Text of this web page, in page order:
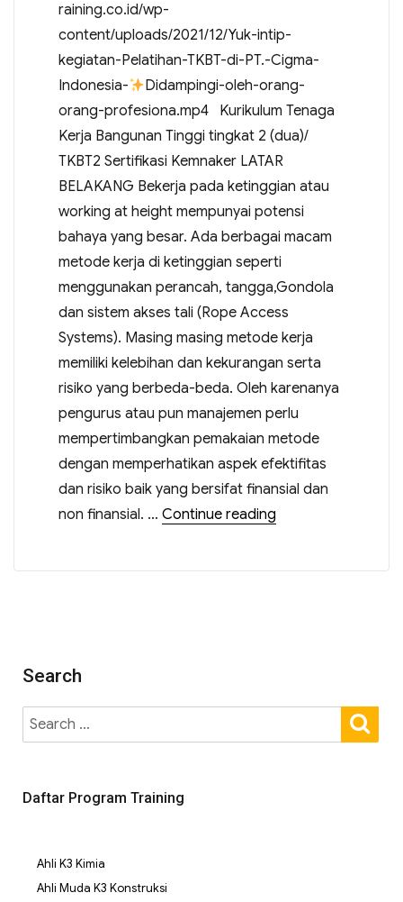
raining.co.id/wp-
content/uploads/2021/12/Yuk-intip-
kegiatan-Pelatihan-TKBT-di-PT.-Cigma-
Indonesia-
Didampingi-oleh-orang-
orang-profesiona.mp4 Kurikulum Tenaga
Kerja Bangunan Tinggi tingkat 2 (dua)/
TKBT2 Sertifikasi Kemnaker LATAR
BELAKANG Bekerja pada ketinggian atau
working at height mempunyai potensi
bahaya yang besar. Ada berbagai macam
metode kerja di ketinggian seperti
menggunakan perancah, tangga,Gondola
dan sistem akses tali (Rope Access
Systems). Masing masing metode kerja
memiliki kelebihan dan kekurangan serta
risiko yang berbeda-beda. Oleh karenanya
pengurus atau pun manajemen perlu
mempertimbangkan pemakaian metode
dengan memperhatikan aspek efektifitas
dan risiko baik yang bersifat finansial dan
non finansial. … Continue reading
Search
Daftar Program Training
Ahli K3 Kimia
Ahli Muda K3 Konstruksi